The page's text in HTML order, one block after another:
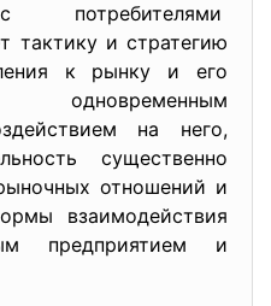
потребителями
тактику и стратегию
к рынку и его
на него,
существенно
отношений и
взаимодействия
предприятием и